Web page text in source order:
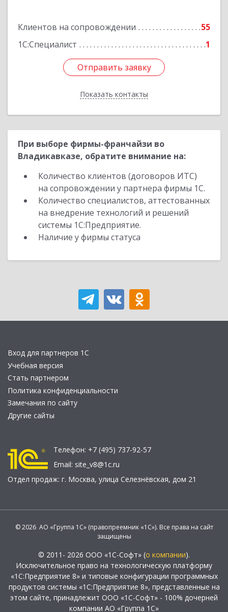
Клиентов на сопровождении
55
1С:Специалист
1
Отправить заявку
Показать контакты
Отправить заявку
Назад
При выборе фирмы-франчайзи во
Владикавказе, обратите внимание на:
Количество клиентов (договоров ИТС)
на сопровождении у партнера фирмы 1С.
Количество специалистов, аттестованных
на внедрение технологий и решений
системы 1С:Предприятие.
Наличие у фирмы статуса
Вход для партнеров 1С
Учебная версия
Стать партнером
Политика конфиденциальности
Замечания по сайту
Другие сайты
Телефон: +7 (495) 737-92-57
Email: site_v8@1c.ru
Отдел продаж: г. Москва, улица Селезнёвская, дом 21
© 2026 АО «Группа 1С» (правопреемник «1С»). Все права на сайт
защищены
© 2011- 2026 ООО «1С-Софт» (о компании).
Исключительное право на технологическую платформу
«1С:Предприятие 8» и типовые конфигурации программных
продуктов системы «1С:Предприятие 8», представленные на
этом сайте, принадлежит ООО «1С-Софт» - 100% дочерней
компании АО «Группа 1С»